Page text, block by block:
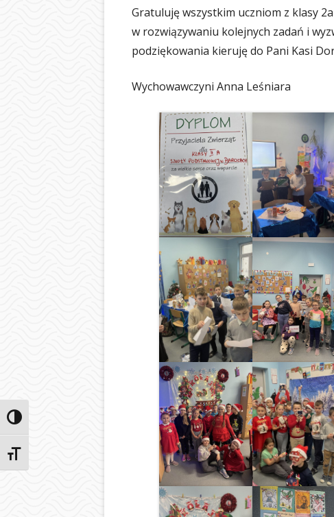
Przełącz wysoki kontrast
Zmień rozmiar czcionek
Gratuluję wszystkim uczniom z klasy
w rozwiązywaniu kolejnych zadań i
podziękowania kieruję do Pani Kasi
Wychowawczyni Anna Leśniara